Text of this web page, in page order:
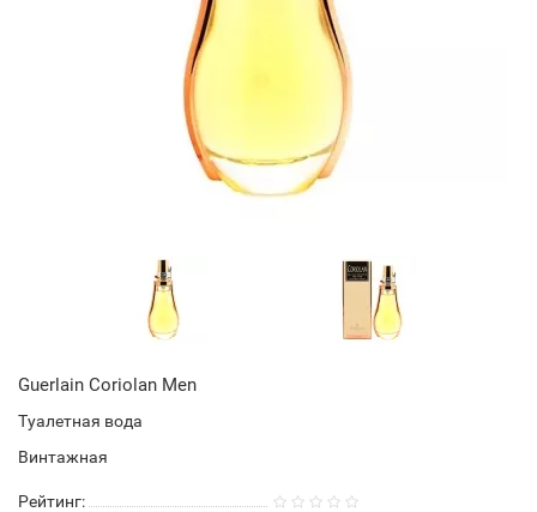
Guerlain Coriolan Men
Туалетная вода
Винтажная
Рейтинг: